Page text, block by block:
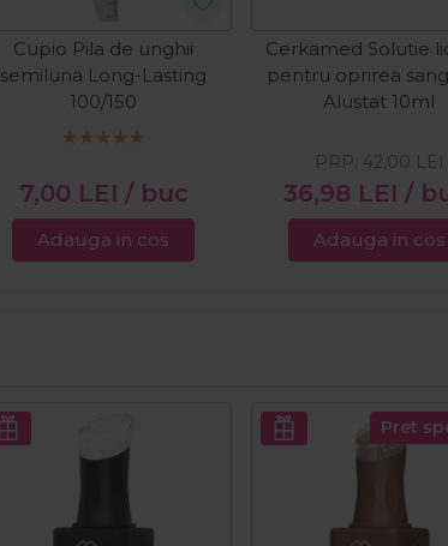
Cupio Pila de unghii
semiluna Long-Lasting
100/150
7,00 LEI / buc
Adauga in cos
Cerkamed Solutie
pentru oprirea
Alustat 10ml
36,98 LEI /
PRP: 42,00 LEI
Adauga in cos
Pret